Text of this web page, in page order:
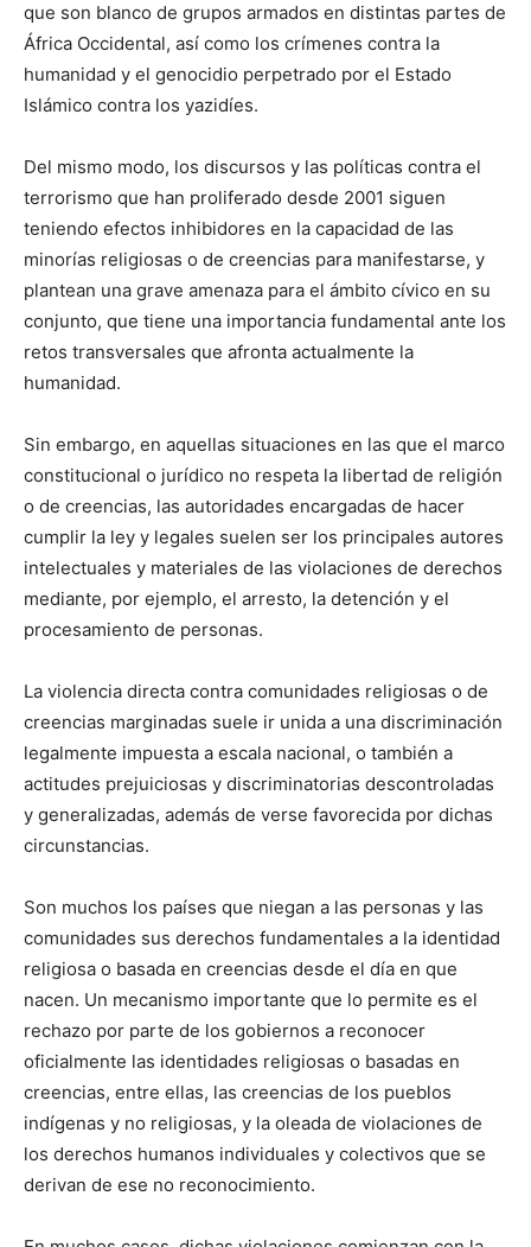
que son blanco de grupos armados en distintas partes de
África Occidental, así como los crímenes contra la
humanidad y el genocidio perpetrado por el Estado
Islámico contra los yazidíes.
Del mismo modo, los discursos y las políticas contra el
terrorismo que han proliferado desde 2001 siguen
teniendo efectos inhibidores en la capacidad de las
minorías religiosas o de creencias para manifestarse, y
plantean una grave amenaza para el ámbito cívico en su
conjunto, que tiene una importancia fundamental ante los
retos transversales que afronta actualmente la
humanidad.
Sin embargo, en aquellas situaciones en las que el marco
constitucional o jurídico no respeta la libertad de religión
o de creencias, las autoridades encargadas de hacer
cumplir la ley y legales suelen ser los principales autores
intelectuales y materiales de las violaciones de derechos
mediante, por ejemplo, el arresto, la detención y el
procesamiento de personas.
La violencia directa contra comunidades religiosas o de
creencias marginadas suele ir unida a una discriminación
legalmente impuesta a escala nacional, o también a
actitudes prejuiciosas y discriminatorias descontroladas
y generalizadas, además de verse favorecida por dichas
circunstancias.
Son muchos los países que niegan a las personas y las
comunidades sus derechos fundamentales a la identidad
religiosa o basada en creencias desde el día en que
nacen. Un mecanismo importante que lo permite es el
rechazo por parte de los gobiernos a reconocer
oficialmente las identidades religiosas o basadas en
creencias, entre ellas, las creencias de los pueblos
indígenas y no religiosas, y la oleada de violaciones de
los derechos humanos individuales y colectivos que se
derivan de ese no reconocimiento.